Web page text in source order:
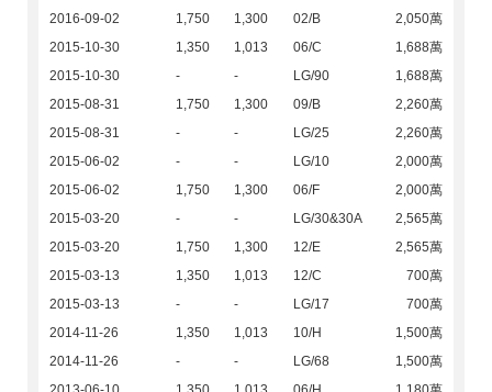
2016-09-02
1,750 1,300 02/B
2,050萬
2015-10-30
1,350 1,013 06/C
1,688萬
2015-10-30
- - LG/90
1,688萬
2015-08-31
1,750 1,300 09/B
2,260萬
2015-08-31
- - LG/25
2,260萬
2015-06-02
- - LG/10
2,000萬
2015-06-02
1,750 1,300 06/F
2,000萬
2015-03-20
- - LG/30&30A
2,565萬
2015-03-20
1,750 1,300 12/E
2,565萬
2015-03-13
1,350 1,013 12/C
700萬
2015-03-13
- - LG/17
700萬
2014-11-26
1,350 1,013 10/H
1,500萬
2014-11-26
- - LG/68
1,500萬